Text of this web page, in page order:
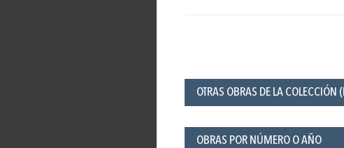
OTRAS OBRAS DE LA COLECCIÓN
OBRAS POR NÚMERO O AÑO